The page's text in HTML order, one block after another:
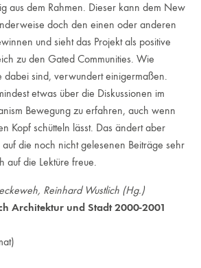
aus dem Rahmen. Dieser kann dem New
doch den einen oder anderen
und sieht das Projekt als positive
zu den Gated Communities. Wie
dabei sind, verwundert einigermaßen.
etwas über die Diskussionen im
Bewegung zu erfahren, auch wenn
Kopf schütteln lässt. Das ändert aber
die noch nicht gelesenen Beiträge sehr
auf die Lektüre freue.
Reinhard Wustlich (Hg.)
Architektur und Stadt 2000-2001